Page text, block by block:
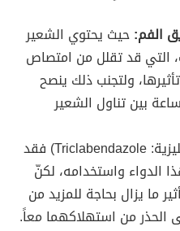
الفم:حيث يحتوي الشعير
التي قد تقلل من امتصاص
ولتجنب ذلك ينصح
بين تناول الشعير
(بالإنجليزية: Triclabendazole) فقد
الدواء واستخدامه، لكنّ
ما يزال بحاجة للمزيد من
الحذر من استهلاكهما معاً.